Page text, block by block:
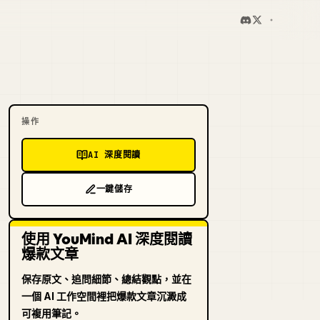
操作
AI 深度閱讀
一鍵儲存
使用 YouMind AI 深度閱讀
爆款文章
保存原文、追問細節、總結觀點，並在
一個 AI 工作空間裡把爆款文章沉澱成
可複用筆記。